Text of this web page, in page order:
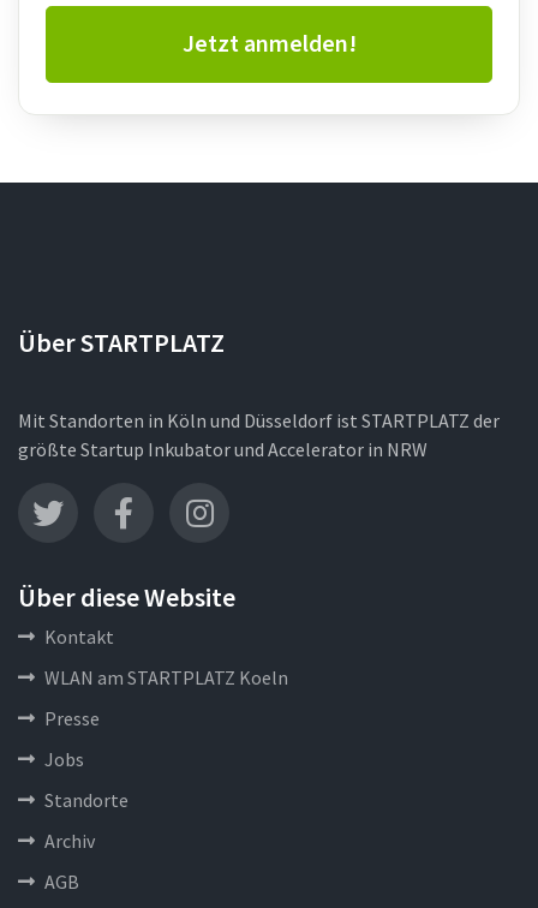
Jetzt anmelden!
Über STARTPLATZ
Mit Standorten in Köln und Düsseldorf ist STARTPLATZ der
größte Startup Inkubator und Accelerator in NRW
Über diese Website
Kontakt
WLAN am STARTPLATZ Koeln
Presse
Jobs
Standorte
Archiv
AGB